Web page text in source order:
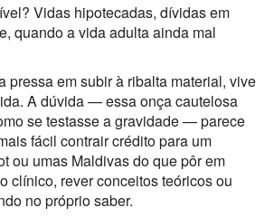
Vidas hipotecadas, dívidas em
quando a vida adulta ainda mal
pressa em subir à ribalta material, vive
A dúvida — essa onça cautelosa
se testasse a gravidade — parece
fácil contrair crédito para um
ou umas Maldivas do que pôr em
clínico, rever conceitos teóricos ou
no próprio saber.